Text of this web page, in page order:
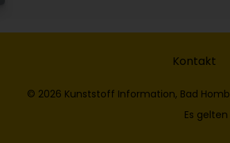
Kontakt
© 2026 Kunststoff Information, Bad
Es